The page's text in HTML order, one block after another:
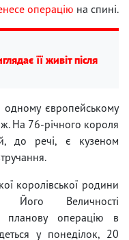
операцію на спині.
її живіт після
європейському
На 76-річного короля
до речі, є кузеном
королівської родини
Його Величності
планову операцію в
у понеділок, 20